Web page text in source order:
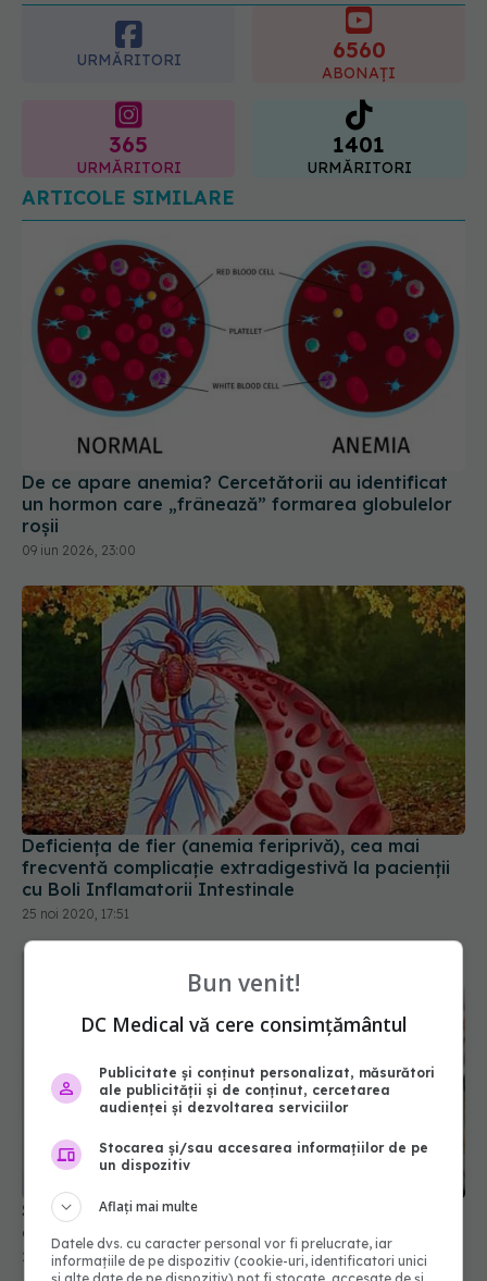
URMĂRITORI 6560
ABONAȚI
365
URMĂRITORI
1401
URMĂRITORI
ARTICOLE SIMILARE
De ce apare anemia? Cercetătorii au identificat
un hormon care „frânează” formarea globulelor
roșii
09 iun 2026, 23:00
Deficiența de fier (anemia feriprivă), cea mai
frecventă complicație extradigestivă la pacienții
cu Boli Inflamatorii Intestinale
25 noi 2020, 17:51
Sângerarea nazală: de ce apare și ce boli grave
ascunde
23 mar 2022, 09:47
Bun venit!
DC Medical vă cere consimțământul
Publicitate și conținut personalizat, măsurători
ale publicității și de conținut, cercetarea
audienței și dezvoltarea serviciilor
Stocarea și/sau accesarea informațiilor de pe
un dispozitiv
Aflați mai multe
Datele dvs. cu caracter personal vor fi prelucrate, iar
informațiile de pe dispozitiv (cookie-uri, identificatori unici